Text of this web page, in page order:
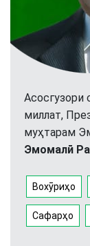
Асосгузори
миллат,
муҳтарам
Эмомалӣ
Вохӯриҳо
Сафарҳо